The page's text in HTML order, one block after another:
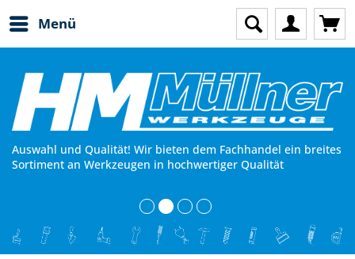
Menü
Auswahl und Qualität! Wir bieten dem Fachhandel ein breites
Sortiment an Werkzeugen in hochwertiger Qualität